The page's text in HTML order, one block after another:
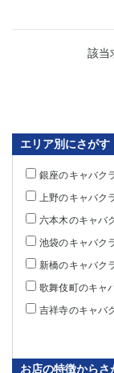
該当
エリア別にさがす
銀座のキャバク
上野のキャバク
六本木のキャバ
池袋のキャバク
新橋のキャバク
歌舞伎町のキャ
吉祥寺のキャバ
お店の特徴からさ